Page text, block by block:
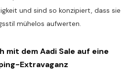
und sind so konzipiert, dass sie
mühelos aufwerten.
mit dem Aadi Sale auf eine
Extravaganz